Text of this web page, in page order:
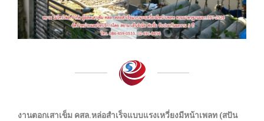
งานตอกเสาเข็ม คสล.หล่อสำเร็จแบบแรงเหวี่ยงมีหน้าเพลท (สปัน